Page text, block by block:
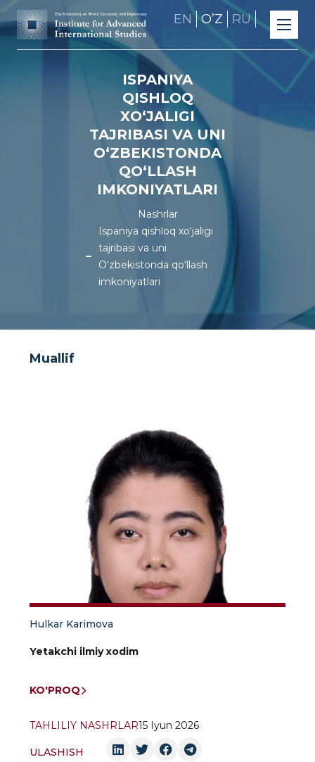
EN OʼZ RU
ISPANIYA
QISHLOQ
XO‘JALIGI
TAJRIBASI VA UNI
O‘ZBEKISTONDA
QO‘LLASH
IMKONIYATLARI
Nashrlar
Ispaniya qishloq xo‘jaligi
tajribasi va uni
O‘zbekistonda qo‘llash
imkoniyatlari
Muallif
Hulkar Karimova
Yetakchi ilmiy xodim
KO'PROQ
TAHLILIY NASHRLAR15 Iyun 2026
ULASHISH